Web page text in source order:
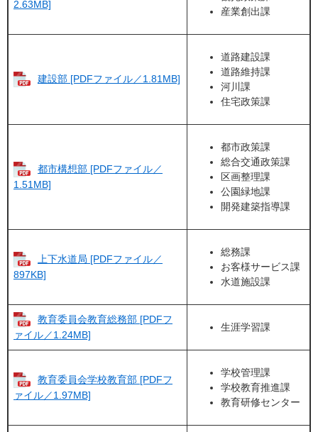
2.63MB]
産業創出課
建設部 [PDFファイル／1.81MB]
道路建設課
道路維持課
河川課
住宅政策課
都市構想部 [PDFファイル／
1.51MB]
都市政策課
総合交通政策課
区画整理課
公園緑地課
開発建築指導課
上下水道局 [PDFファイル／
897KB]
総務課
お客様サービス課
水道施設課
教育委員会教育総務部 [PDFフ
ァイル／1.24MB]
生涯学習課
教育委員会学校教育部 [PDFフ
ァイル／1.97MB]
学校管理課
学校教育推進課
教育研修センター